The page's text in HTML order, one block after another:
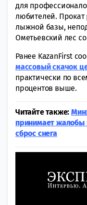
для
любителей. Прокат
лыжной базы,
Ометьевский лес
Ранее KazanFirst
массовый скачок
практически по
процентов выше.
Читайте также:
принимает жалобы
сброс снега